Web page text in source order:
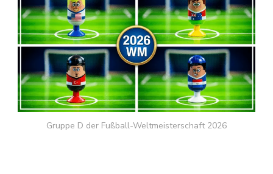
Gruppe D der Fußball-Weltmeisterschaft 2026